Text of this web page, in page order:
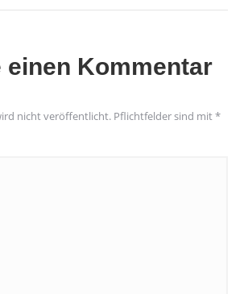
einen Kommentar
nicht veröffentlicht. Pflichtfelder sind mit*